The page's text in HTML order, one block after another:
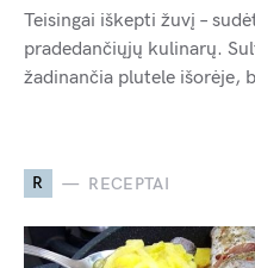
Teisingai iškepti žuvį –
pradedančiųjų kulinarų.
žadinančia plutele išorėje,
R RECEPTAI